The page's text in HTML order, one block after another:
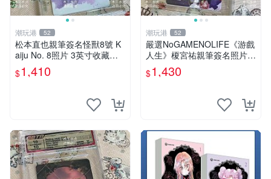
潮玩港 52
松本直也親筆簽名怪獸8號 K
aiju No. 8照片 3英寸收藏正
品 國際帶回國 實拍圖 怪獸8
號 簽名 照片 雜志周邊
$1,410
潮玩港 52
嚴選NoGAMENOLIFE《游戲
人生》榎宮祐親筆簽名照片，
3英寸珍藏版，國外原圖實
拍。簽名照片、收藏級品相、
$1,430